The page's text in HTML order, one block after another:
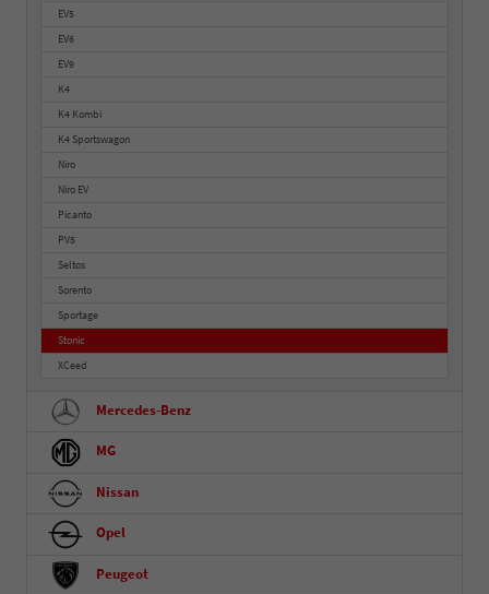
EV5
EV6
EV9
K4
K4 Kombi
K4 Sportswagon
Niro
Niro EV
Picanto
PV5
Seltos
Sorento
Sportage
Stonic
XCeed
Mercedes-Benz
MG
Nissan
Opel
Peugeot